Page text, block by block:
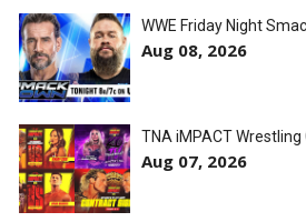
WWE Friday Night
Aug 08, 2026
TNA iMPACT Wrestling
Aug 07, 2026